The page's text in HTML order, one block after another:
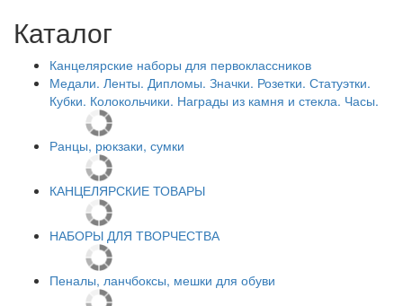
Каталог
Канцелярские наборы для первоклассников
Медали. Ленты. Дипломы. Значки. Розетки. Статуэтки.
Кубки. Колокольчики. Награды из камня и стекла. Часы.
Ранцы, рюкзаки, сумки
КАНЦЕЛЯРСКИЕ ТОВАРЫ
НАБОРЫ ДЛЯ ТВОРЧЕСТВА
Пеналы, ланчбоксы, мешки для обуви